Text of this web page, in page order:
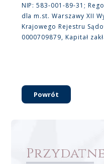
NIP: 583-001-89-31;
dla m.st. Warszawy XII
Krajowego Rejestru
0000709879, Kapitał
Powrót